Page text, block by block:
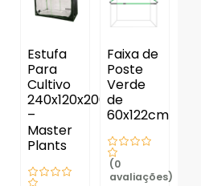
Estufa
Para
Cultivo
240x120x200cm
–
Master
Plants
Faixa de
Poste
Verde
de
60x122cm
(0
avaliações)